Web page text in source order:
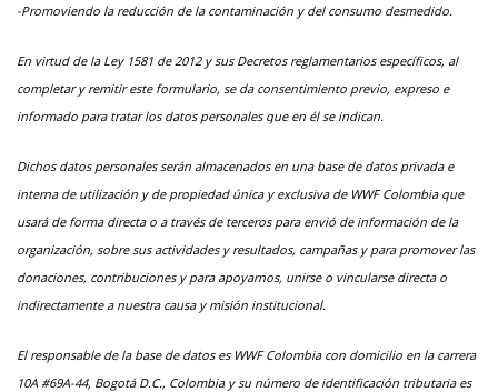
-Promoviendo la reducción de la contaminación y del consumo desmedido.
En virtud de la Ley 1581 de 2012 y sus Decretos reglamentarios específicos, al
completar y remitir este formulario, se da consentimiento previo, expreso e
informado para tratar los datos personales que en él se indican.
Dichos datos personales serán almacenados en una base de datos privada e
interna de utilización y de propiedad única y exclusiva de WWF Colombia que
usará de forma directa o a través de terceros para envió de información de la
organización, sobre sus actividades y resultados, campañas y para promover las
donaciones, contribuciones y para apoyarnos, unirse o vincularse directa o
indirectamente a nuestra causa y misión institucional.
El responsable de la base de datos es WWF Colombia con domicilio en la carrera
10A #69A-44, Bogotá D.C., Colombia y su número de identificación tributaria es